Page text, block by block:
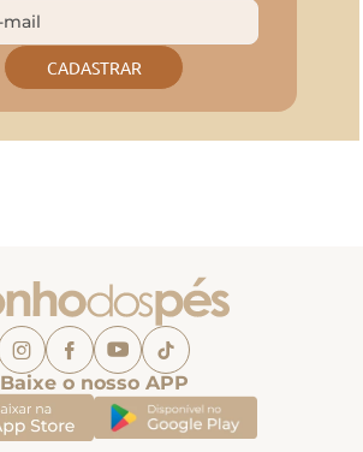
CADASTRAR
Baixe o nosso APP